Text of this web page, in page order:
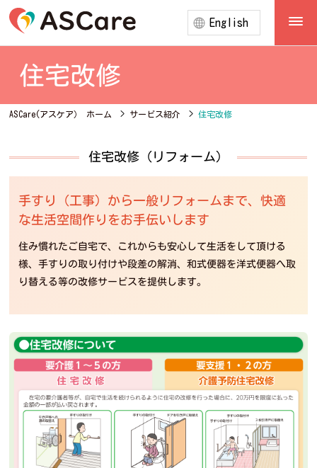
English
住宅改修
ASCare(アスケア） ホーム > サービス紹介 > 住宅改修
住宅改修（リフォーム）
手すり（工事）から一般リフォームまで、快適
な生活空間作りをお手伝いします
住み慣れたご自宅で、これからも安心して生活をして頂ける
様、手すりの取り付けや段差の解消、和式便器を洋式便器へ取
り替える等の改修サービスを提供します。